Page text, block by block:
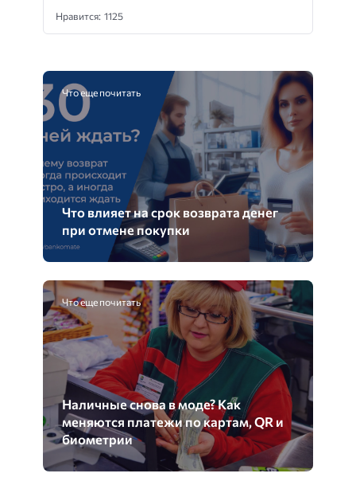
Нравится: 1125
Что еще почитать
Что влияет на срок возврата денег
при отмене покупки
Что еще почитать
Наличные снова в моде? Как
меняются платежи по картам, QR и
биометрии